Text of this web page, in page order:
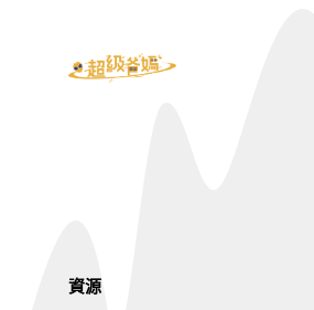
資源